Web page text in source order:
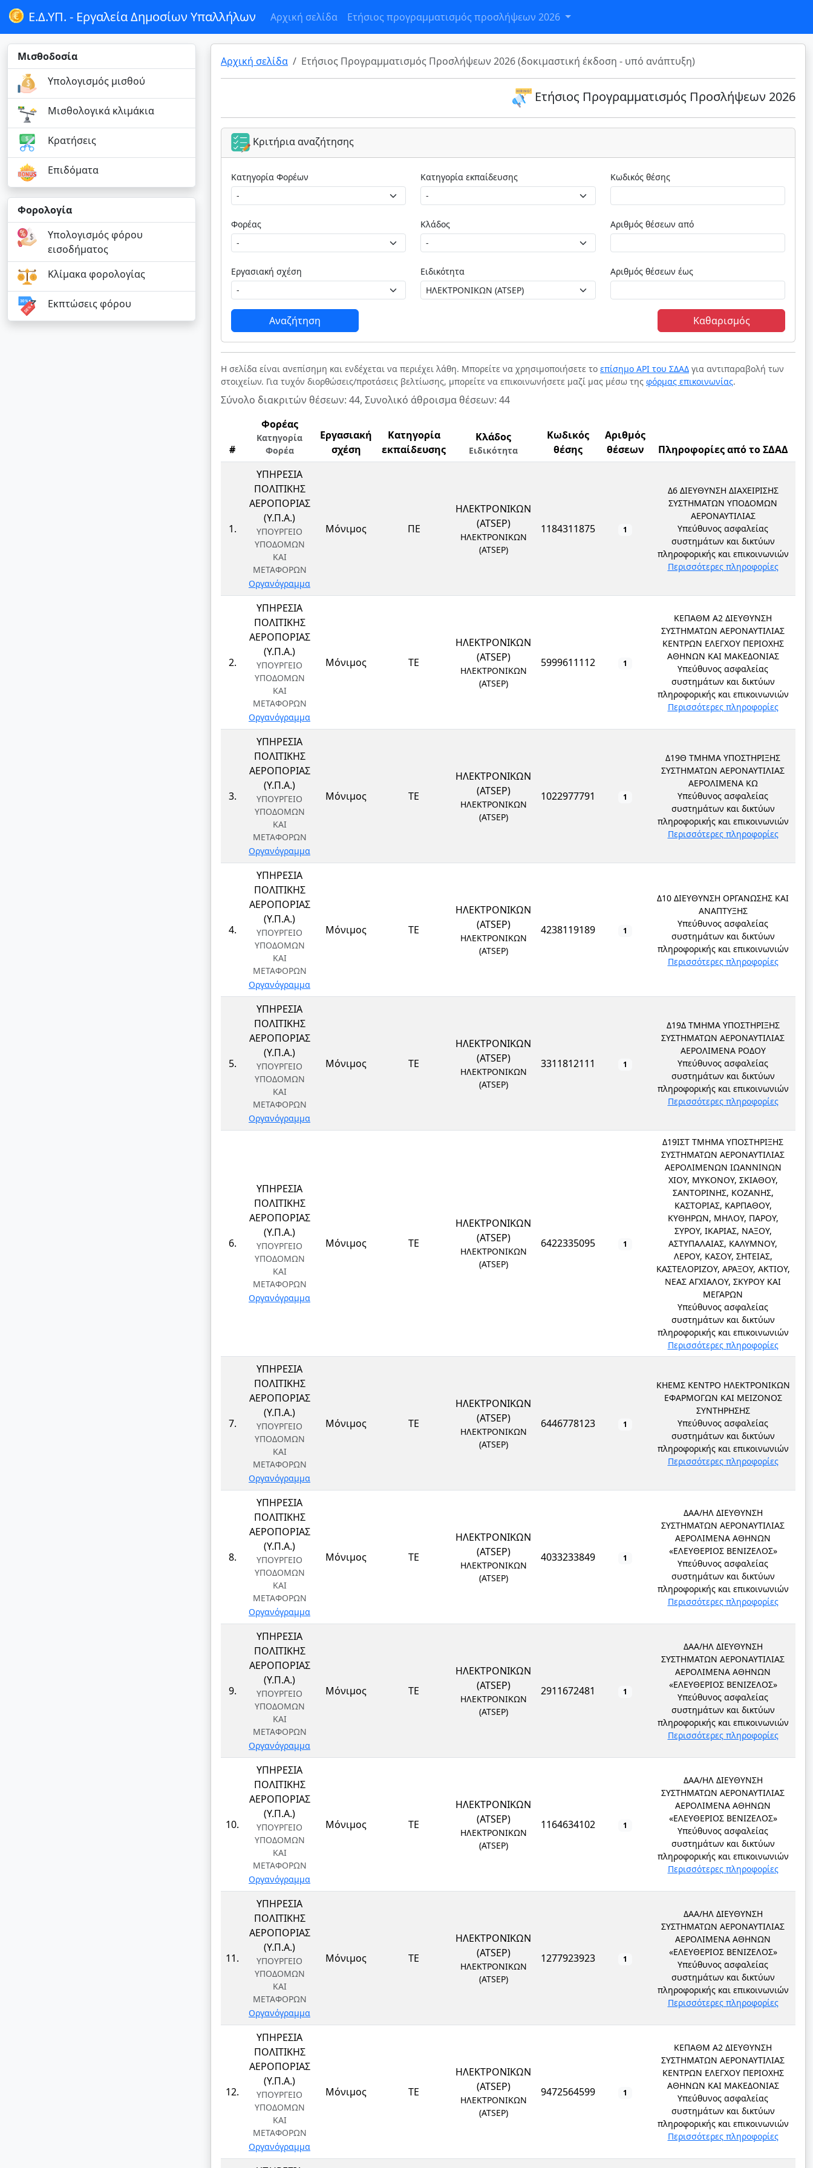
Ε.Δ.ΥΠ. - Εργαλεία Δημοσίων Υπαλλήλων Αρχική σελίδα Ετήσιος προγραμματισμός προσλήψεων 2026
Μισθοδοσία
Υπολογισμός μισθού
Μισθολογικά κλιμάκια
Κρατήσεις
Επιδόματα
Φορολογία
Υπολογισμός φόρου
εισοδήματος
Κλίμακα φορολογίας
Εκπτώσεις φόρου
Αρχική σελίδα Ετήσιος Προγραμματισμός Προσλήψεων 2026 (δοκιμαστική έκδοση - υπό ανάπτυξη)
Ετήσιος Προγραμματισμός Προσλήψεων 2026
Κριτήρια αναζήτησης
Κατηγορία Φορέων
Φορέας
Εργασιακή σχέση
Κατηγορία εκπαίδευσης
Κλάδος
Ειδικότητα
Κωδικός θέσης
Αριθμός θέσεων από
Αριθμός θέσεων έως
Αναζήτηση Καθαρισμός
Η σελίδα είναι ανεπίσημη και ενδέχεται να περιέχει λάθη. Μπορείτε να χρησιμοποιήσετε το επίσημο API του ΣΔΑΔ για αντιπαραβολή των
στοιχείων. Για τυχόν διορθώσεις/προτάσεις βελτίωσης, μπορείτε να επικοινωνήσετε μαζί μας μέσω της φόρμας επικοινωνίας.
Σύνολο διακριτών θέσεων: 44, Συνολικό άθροισμα θέσεων: 44
#
Φορέας
Κατηγορία
Φορέα
Εργασιακή
σχέση
Κατηγορία
εκπαίδευσης
Κλάδος
Ειδικότητα
Κωδικός
θέσης
Αριθμός
θέσεων
Πληροφορίες από το ΣΔΑΔ
1.
ΥΠΗΡΕΣΙΑ
ΠΟΛΙΤΙΚΗΣ
ΑΕΡΟΠΟΡΙΑΣ
(Υ.Π.Α.)
ΥΠΟΥΡΓΕΙΟ
ΥΠΟΔΟΜΩΝ
ΚΑΙ
ΜΕΤΑΦΟΡΩΝ
Οργανόγραμμα
Μόνιμος ΠΕ
ΗΛΕΚΤΡΟΝΙΚΩΝ
(ATSEP)
ΗΛΕΚΤΡΟΝΙΚΩΝ
(ATSEP)
1184311875 1
Δ6 ΔΙΕΥΘΥΝΣΗ ΔΙΑΧΕΙΡΙΣΗΣ
ΣΥΣΤΗΜΑΤΩΝ ΥΠΟΔΟΜΩΝ
ΑΕΡΟΝΑΥΤΙΛΙΑΣ
Υπεύθυνος ασφαλείας
συστημάτων και δικτύων
πληροφορικής και επικοινωνιών
Περισσότερες πληροφορίες
2.
ΥΠΗΡΕΣΙΑ
ΠΟΛΙΤΙΚΗΣ
ΑΕΡΟΠΟΡΙΑΣ
(Υ.Π.Α.)
ΥΠΟΥΡΓΕΙΟ
ΥΠΟΔΟΜΩΝ
ΚΑΙ
ΜΕΤΑΦΟΡΩΝ
Οργανόγραμμα
Μόνιμος ΤΕ
ΗΛΕΚΤΡΟΝΙΚΩΝ
(ATSEP)
ΗΛΕΚΤΡΟΝΙΚΩΝ
(ATSEP)
5999611112 1
ΚΕΠΑΘΜ Α2 ΔΙΕΥΘΥΝΣΗ
ΣΥΣΤΗΜΑΤΩΝ ΑΕΡΟΝΑΥΤΙΛΙΑΣ
ΚΕΝΤΡΩΝ ΕΛΕΓΧΟΥ ΠΕΡΙΟΧΗΣ
ΑΘΗΝΩΝ ΚΑΙ ΜΑΚΕΔΟΝΙΑΣ
Υπεύθυνος ασφαλείας
συστημάτων και δικτύων
πληροφορικής και επικοινωνιών
Περισσότερες πληροφορίες
3.
ΥΠΗΡΕΣΙΑ
ΠΟΛΙΤΙΚΗΣ
ΑΕΡΟΠΟΡΙΑΣ
(Υ.Π.Α.)
ΥΠΟΥΡΓΕΙΟ
ΥΠΟΔΟΜΩΝ
ΚΑΙ
ΜΕΤΑΦΟΡΩΝ
Οργανόγραμμα
Μόνιμος ΤΕ
ΗΛΕΚΤΡΟΝΙΚΩΝ
(ATSEP)
ΗΛΕΚΤΡΟΝΙΚΩΝ
(ATSEP)
1022977791 1
Δ19Θ ΤΜΗΜΑ ΥΠΟΣΤΗΡΙΞΗΣ
ΣΥΣΤΗΜΑΤΩΝ ΑΕΡΟΝΑΥΤΙΛΙΑΣ
ΑΕΡΟΛΙΜΕΝΑ ΚΩ
Υπεύθυνος ασφαλείας
συστημάτων και δικτύων
πληροφορικής και επικοινωνιών
Περισσότερες πληροφορίες
4.
ΥΠΗΡΕΣΙΑ
ΠΟΛΙΤΙΚΗΣ
ΑΕΡΟΠΟΡΙΑΣ
(Υ.Π.Α.)
ΥΠΟΥΡΓΕΙΟ
ΥΠΟΔΟΜΩΝ
ΚΑΙ
ΜΕΤΑΦΟΡΩΝ
Οργανόγραμμα
Μόνιμος ΤΕ
ΗΛΕΚΤΡΟΝΙΚΩΝ
(ATSEP)
ΗΛΕΚΤΡΟΝΙΚΩΝ
(ATSEP)
4238119189 1
Δ10 ΔΙΕΥΘΥΝΣΗ ΟΡΓΑΝΩΣΗΣ ΚΑΙ
ΑΝΑΠΤΥΞΗΣ
Υπεύθυνος ασφαλείας
συστημάτων και δικτύων
πληροφορικής και επικοινωνιών
Περισσότερες πληροφορίες
5.
ΥΠΗΡΕΣΙΑ
ΠΟΛΙΤΙΚΗΣ
ΑΕΡΟΠΟΡΙΑΣ
(Υ.Π.Α.)
ΥΠΟΥΡΓΕΙΟ
ΥΠΟΔΟΜΩΝ
ΚΑΙ
ΜΕΤΑΦΟΡΩΝ
Οργανόγραμμα
Μόνιμος ΤΕ
ΗΛΕΚΤΡΟΝΙΚΩΝ
(ATSEP)
ΗΛΕΚΤΡΟΝΙΚΩΝ
(ATSEP)
3311812111 1
Δ19Δ ΤΜΗΜΑ ΥΠΟΣΤΗΡΙΞΗΣ
ΣΥΣΤΗΜΑΤΩΝ ΑΕΡΟΝΑΥΤΙΛΙΑΣ
ΑΕΡΟΛΙΜΕΝΑ ΡΟΔΟΥ
Υπεύθυνος ασφαλείας
συστημάτων και δικτύων
πληροφορικής και επικοινωνιών
Περισσότερες πληροφορίες
6.
ΥΠΗΡΕΣΙΑ
ΠΟΛΙΤΙΚΗΣ
ΑΕΡΟΠΟΡΙΑΣ
(Υ.Π.Α.)
ΥΠΟΥΡΓΕΙΟ
ΥΠΟΔΟΜΩΝ
ΚΑΙ
ΜΕΤΑΦΟΡΩΝ
Οργανόγραμμα
Μόνιμος ΤΕ
ΗΛΕΚΤΡΟΝΙΚΩΝ
(ATSEP)
ΗΛΕΚΤΡΟΝΙΚΩΝ
(ATSEP)
6422335095 1
Δ19ΙΣΤ ΤΜΗΜΑ ΥΠΟΣΤΗΡΙΞΗΣ
ΣΥΣΤΗΜΑΤΩΝ ΑΕΡΟΝΑΥΤΙΛΙΑΣ
ΑΕΡΟΛΙΜΕΝΩΝ ΙΩΑΝΝΙΝΩΝ
ΧΙΟΥ, ΜΥΚΟΝΟΥ, ΣΚΙΑΘΟΥ,
ΣΑΝΤΟΡΙΝΗΣ, ΚΟΖΑΝΗΣ,
ΚΑΣΤΟΡΙΑΣ, ΚΑΡΠΑΘΟΥ,
ΚΥΘΗΡΩΝ, ΜΗΛΟΥ, ΠΑΡΟΥ,
ΣΥΡΟΥ, ΙΚΑΡΙΑΣ, ΝΑΞΟΥ,
ΑΣΤΥΠΑΛΑΙΑΣ, ΚΑΛΥΜΝΟΥ,
ΛΕΡΟΥ, ΚΑΣΟΥ, ΣΗΤΕΙΑΣ,
ΚΑΣΤΕΛΟΡΙΖΟΥ, ΑΡΑΞΟΥ, ΑΚΤΙΟΥ,
ΝΕΑΣ ΑΓΧΙΑΛΟΥ, ΣΚΥΡΟΥ ΚΑΙ
ΜΕΓΑΡΩΝ
Υπεύθυνος ασφαλείας
συστημάτων και δικτύων
πληροφορικής και επικοινωνιών
Περισσότερες πληροφορίες
7.
ΥΠΗΡΕΣΙΑ
ΠΟΛΙΤΙΚΗΣ
ΑΕΡΟΠΟΡΙΑΣ
(Υ.Π.Α.)
ΥΠΟΥΡΓΕΙΟ
ΥΠΟΔΟΜΩΝ
ΚΑΙ
ΜΕΤΑΦΟΡΩΝ
Οργανόγραμμα
Μόνιμος ΤΕ
ΗΛΕΚΤΡΟΝΙΚΩΝ
(ATSEP)
ΗΛΕΚΤΡΟΝΙΚΩΝ
(ATSEP)
6446778123 1
ΚΗΕΜΣ ΚΕΝΤΡΟ ΗΛΕΚΤΡΟΝΙΚΩΝ
ΕΦΑΡΜΟΓΩΝ ΚΑΙ ΜΕΙΖΟΝΟΣ
ΣΥΝΤΗΡΗΣΗΣ
Υπεύθυνος ασφαλείας
συστημάτων και δικτύων
πληροφορικής και επικοινωνιών
Περισσότερες πληροφορίες
8.
ΥΠΗΡΕΣΙΑ
ΠΟΛΙΤΙΚΗΣ
ΑΕΡΟΠΟΡΙΑΣ
(Υ.Π.Α.)
ΥΠΟΥΡΓΕΙΟ
ΥΠΟΔΟΜΩΝ
ΚΑΙ
ΜΕΤΑΦΟΡΩΝ
Οργανόγραμμα
Μόνιμος ΤΕ
ΗΛΕΚΤΡΟΝΙΚΩΝ
(ATSEP)
ΗΛΕΚΤΡΟΝΙΚΩΝ
(ATSEP)
4033233849 1
ΔΑΑ/ΗΛ ΔΙΕΥΘΥΝΣΗ
ΣΥΣΤΗΜΑΤΩΝ ΑΕΡΟΝΑΥΤΙΛΙΑΣ
ΑΕΡΟΛΙΜΕΝΑ ΑΘΗΝΩΝ
«ΕΛΕΥΘΕΡΙΟΣ ΒΕΝΙΖΕΛΟΣ»
Υπεύθυνος ασφαλείας
συστημάτων και δικτύων
πληροφορικής και επικοινωνιών
Περισσότερες πληροφορίες
9.
ΥΠΗΡΕΣΙΑ
ΠΟΛΙΤΙΚΗΣ
ΑΕΡΟΠΟΡΙΑΣ
(Υ.Π.Α.)
ΥΠΟΥΡΓΕΙΟ
ΥΠΟΔΟΜΩΝ
ΚΑΙ
ΜΕΤΑΦΟΡΩΝ
Οργανόγραμμα
Μόνιμος ΤΕ
ΗΛΕΚΤΡΟΝΙΚΩΝ
(ATSEP)
ΗΛΕΚΤΡΟΝΙΚΩΝ
(ATSEP)
2911672481 1
ΔΑΑ/ΗΛ ΔΙΕΥΘΥΝΣΗ
ΣΥΣΤΗΜΑΤΩΝ ΑΕΡΟΝΑΥΤΙΛΙΑΣ
ΑΕΡΟΛΙΜΕΝΑ ΑΘΗΝΩΝ
«ΕΛΕΥΘΕΡΙΟΣ ΒΕΝΙΖΕΛΟΣ»
Υπεύθυνος ασφαλείας
συστημάτων και δικτύων
πληροφορικής και επικοινωνιών
Περισσότερες πληροφορίες
10.
ΥΠΗΡΕΣΙΑ
ΠΟΛΙΤΙΚΗΣ
ΑΕΡΟΠΟΡΙΑΣ
(Υ.Π.Α.)
ΥΠΟΥΡΓΕΙΟ
ΥΠΟΔΟΜΩΝ
ΚΑΙ
ΜΕΤΑΦΟΡΩΝ
Οργανόγραμμα
Μόνιμος ΤΕ
ΗΛΕΚΤΡΟΝΙΚΩΝ
(ATSEP)
ΗΛΕΚΤΡΟΝΙΚΩΝ
(ATSEP)
1164634102 1
ΔΑΑ/ΗΛ ΔΙΕΥΘΥΝΣΗ
ΣΥΣΤΗΜΑΤΩΝ ΑΕΡΟΝΑΥΤΙΛΙΑΣ
ΑΕΡΟΛΙΜΕΝΑ ΑΘΗΝΩΝ
«ΕΛΕΥΘΕΡΙΟΣ ΒΕΝΙΖΕΛΟΣ»
Υπεύθυνος ασφαλείας
συστημάτων και δικτύων
πληροφορικής και επικοινωνιών
Περισσότερες πληροφορίες
11.
ΥΠΗΡΕΣΙΑ
ΠΟΛΙΤΙΚΗΣ
ΑΕΡΟΠΟΡΙΑΣ
(Υ.Π.Α.)
ΥΠΟΥΡΓΕΙΟ
ΥΠΟΔΟΜΩΝ
ΚΑΙ
ΜΕΤΑΦΟΡΩΝ
Οργανόγραμμα
Μόνιμος ΤΕ
ΗΛΕΚΤΡΟΝΙΚΩΝ
(ATSEP)
ΗΛΕΚΤΡΟΝΙΚΩΝ
(ATSEP)
1277923923 1
ΔΑΑ/ΗΛ ΔΙΕΥΘΥΝΣΗ
ΣΥΣΤΗΜΑΤΩΝ ΑΕΡΟΝΑΥΤΙΛΙΑΣ
ΑΕΡΟΛΙΜΕΝΑ ΑΘΗΝΩΝ
«ΕΛΕΥΘΕΡΙΟΣ ΒΕΝΙΖΕΛΟΣ»
Υπεύθυνος ασφαλείας
συστημάτων και δικτύων
πληροφορικής και επικοινωνιών
Περισσότερες πληροφορίες
12.
ΥΠΗΡΕΣΙΑ
ΠΟΛΙΤΙΚΗΣ
ΑΕΡΟΠΟΡΙΑΣ
(Υ.Π.Α.)
ΥΠΟΥΡΓΕΙΟ
ΥΠΟΔΟΜΩΝ
ΚΑΙ
ΜΕΤΑΦΟΡΩΝ
Οργανόγραμμα
Μόνιμος ΤΕ
ΗΛΕΚΤΡΟΝΙΚΩΝ
(ATSEP)
ΗΛΕΚΤΡΟΝΙΚΩΝ
(ATSEP)
9472564599 1
ΚΕΠΑΘΜ Α2 ΔΙΕΥΘΥΝΣΗ
ΣΥΣΤΗΜΑΤΩΝ ΑΕΡΟΝΑΥΤΙΛΙΑΣ
ΚΕΝΤΡΩΝ ΕΛΕΓΧΟΥ ΠΕΡΙΟΧΗΣ
ΑΘΗΝΩΝ ΚΑΙ ΜΑΚΕΔΟΝΙΑΣ
Υπεύθυνος ασφαλείας
συστημάτων και δικτύων
πληροφορικής και επικοινωνιών
Περισσότερες πληροφορίες